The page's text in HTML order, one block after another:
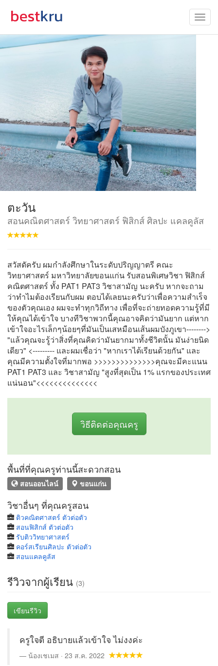
ตะวัน
สอนคณิตศาสตร์ วิทยาศาสตร์ ฟิสิกส์ ศิลปะ แคลคูลัส
สวัสดัครับ ผมกำลังศึกษาในระดับปริญญาตรี คณะ
วิทยาศาสตร์ มหาวิทยาลัยขอนแก่น รับสอนพิเศษวิชา ฟิสิกส์
คณิตศาสตร์ ทั้ง PAT1 PAT3 วิชาสามัญ นะครับ หากจะถาม
ว่าทำไมต้องเรียนกับผม ตอบได้เลยนะครับว่าเพื่อความสำเร็จ
ของตัวคุณเอง ผมจะทำทุกวิถีทาง เพื่อที่จะถ่ายทอดความรู้ที่มี
ให้คุณได้เข้าใจ บางทีวิชาพวกนี้คุณอาจคิดว่ามันยาก แต่หาก
เข้าใจอะไรเล็กๆน้อยๆที่มันเป็นเสหมือนเส้นผมบังภูเขา-------->
"แล้วคุณจะรู้ว่าสิ่งที่คุณคิดว่ามันยากมาทั้งชีวิตนั้น มันง่ายนิด
เดียว" <--------- และผมเชื่อว่า "หากเราได้เรียนด้วยกัน" และ
คุณมีความตั้งใจที่มากพอ >>>>>>>>>>>>>>คุณจะมีคะแนน
PAT1 PAT3 และ วิชาสามัญ "สูงที่สุดเป็น 1% แรกของประเทศ
แน่นอน"<<<<<<<<<<<<<<
วิธีติดต่อคุณครู
พื้นที่ที่คุณครูท่านนี้สะดวกสอน
สอนออนไลน์ ขอนแก่น
วิชาอื่นๆ ที่คุณครูสอน
ติวคณิตศาสตร์ ตัวต่อตัว
สอนฟิสิกส์ ตัวต่อตัว
รับติววิทยาศาสตร์
คอร์สเรียนศิลปะ ตัวต่อตัว
สอนแคลคูลัส
รีวิวจากผู้เรียน (3)
เขียนรีวิว
ครูใจดี อธิบายแล้วเข้าใจ ไม่งงค่ะ
น้องเชเมส · 23 ส.ค. 2022